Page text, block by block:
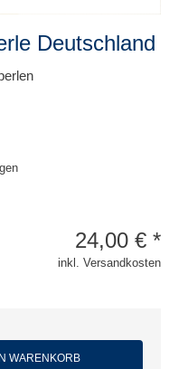
Deutschland
24,00 € *
inkl. Versandkosten
WARENKORB